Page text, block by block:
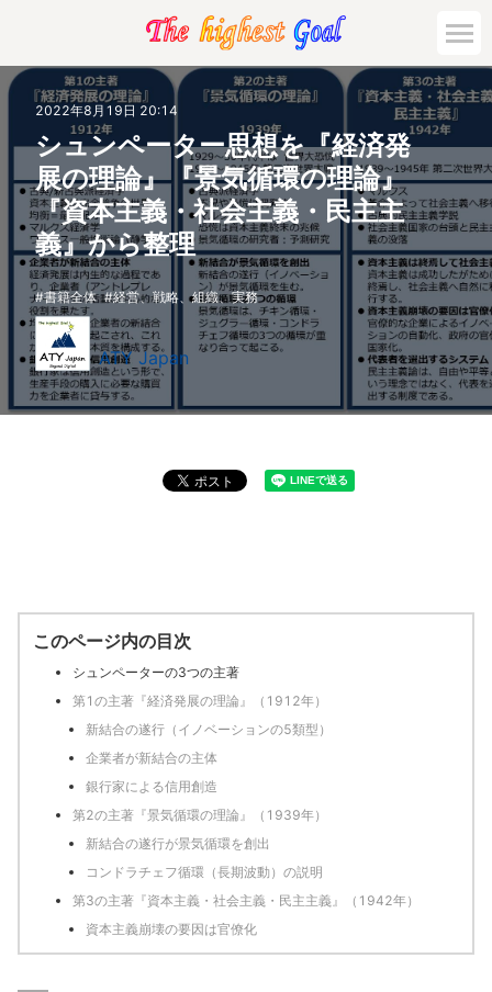
2022年8月19日 20:14
シュンペーター思想を『経済発
展の理論』『景気循環の理論』
『資本主義・社会主義・民主主
義』から整理
書籍全体 経営、戦略、組織、実務
ATY Japan
このページ内の目次
シュンペーターの3つの主著
第1の主著『経済発展の理論』（1912年）
新結合の遂行（イノベーションの5類型）
企業者が新結合の主体
銀行家による信用創造
第2の主著『景気循環の理論』（1939年）
新結合の遂行が景気循環を創出
コンドラチェフ循環（長期波動）の説明
第3の主著『資本主義・社会主義・民主主義』（1942年）
資本主義崩壊の要因は官僚化